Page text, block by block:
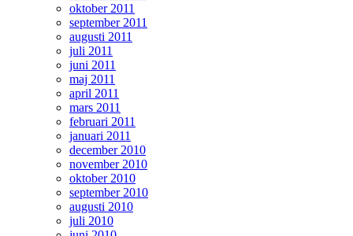
oktober 2011
september 2011
augusti 2011
juli 2011
juni 2011
maj 2011
april 2011
mars 2011
februari 2011
januari 2011
december 2010
november 2010
oktober 2010
september 2010
augusti 2010
juli 2010